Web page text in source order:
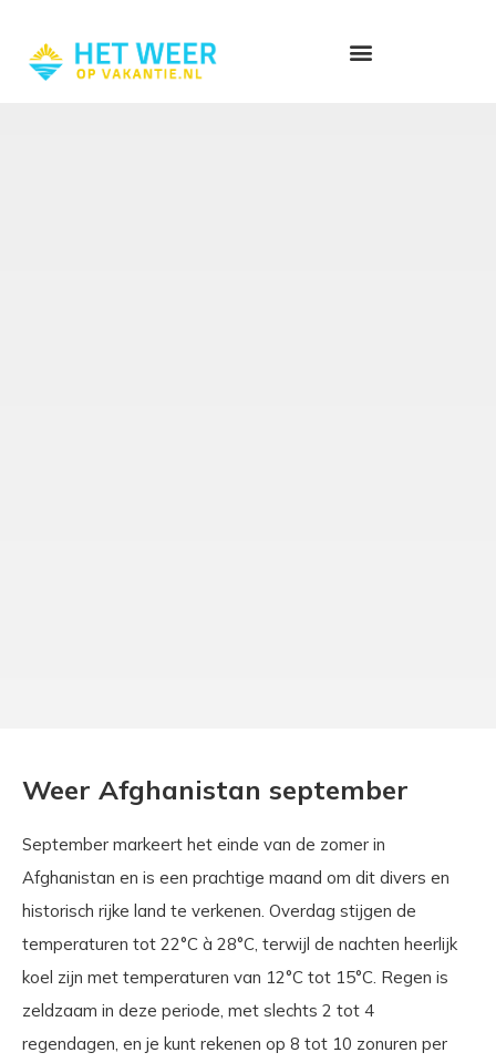
Weer Afghanistan september
September markeert het einde van de zomer in
Afghanistan en is een prachtige maand om dit divers en
historisch rijke land te verkenen. Overdag stijgen de
temperaturen tot 22°C à 28°C, terwijl de nachten heerlijk
koel zijn met temperaturen van 12°C tot 15°C. Regen is
zeldzaam in deze periode, met slechts 2 tot 4
regendagen, en je kunt rekenen op 8 tot 10 zonuren per